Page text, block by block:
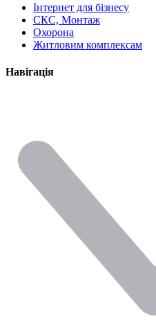
Інтернет для бізнесу
СКС, Монтаж
Охорона
Житловим комплексам
Навігація